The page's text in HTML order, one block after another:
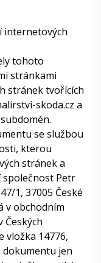
internetových
tohoto
stránkami
stránek tvořících
skoda.cz a
se službou
kterou
stránek a
společnost Petr
1, 37005 České
v obchodním
Českých
vložka 14776,
dokumentu jen